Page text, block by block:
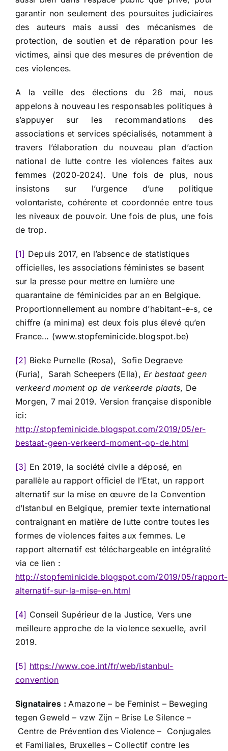
garantir non seulement des poursuites judiciaires
des auteurs mais aussi des mécanismes de
protection, de soutien et de réparation pour les
victimes, ainsi que des mesures de prévention de
ces violences.
A la veille des élections du 26 mai, nous
appelons à nouveau les responsables politiques à
s’appuyer sur les recommandations des
associations et services spécialisés, notamment à
travers l’élaboration du nouveau plan d’action
national de lutte contre les violences faites aux
femmes (2020-2024). Une fois de plus, nous
insistons sur l’urgence d’une politique
volontariste, cohérente et coordonnée entre tous
les niveaux de pouvoir. Une fois de plus, une fois
de trop.
[1] Depuis 2017, en l’absence de statistiques
officielles, les associations féministes se basent
sur la presse pour mettre en lumière une
quarantaine de féminicides par an en Belgique.
Proportionnellement au nombre d’habitant-e-s, ce
chiffre (a minima) est deux fois plus élevé qu’en
France… (www.stopfeminicide.blogspot.be)
[2] Bieke Purnelle (Rosa), Sofie Degraeve
(Furia), Sarah Scheepers (Ella),Er bestaat geen
verkeerd moment op de verkeerde plaats, De
Morgen, 7 mai 2019. Version française disponible
ici:
http://stopfeminicide.blogspot.com/2019/05/er-
bestaat-geen-verkeerd-moment-op-de.html
[3] En 2019, la société civile a déposé, en
parallèle au rapport officiel de l’Etat, un rapport
alternatif sur la mise en œuvre de la Convention
d’Istanbul en Belgique, premier texte international
contraignant en matière de lutte contre toutes les
formes de violences faites aux femmes. Le
rapport alternatif est téléchargeable en intégralité
via ce lien :
http://stopfeminicide.blogspot.com/2019/05/rapport-
alternatif-sur-la-mise-en.html
[4] Conseil Supérieur de la Justice, Vers une
meilleure approche de la violence sexuelle, avril
2019.
[5] https://www.coe.int/fr/web/istanbul-
convention
Signataires :Amazone – be Feminist – Beweging
tegen Geweld – vzw Zijn – Brise Le Silence –
Centre de Prévention des Violence – Conjugales
et Familiales, Bruxelles – Collectif contre les